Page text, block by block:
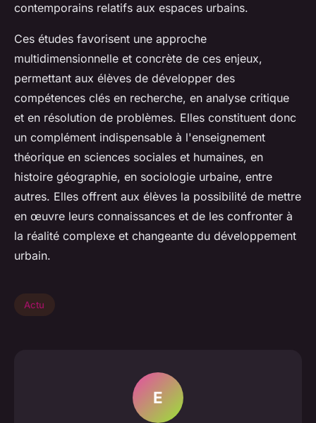
contemporains relatifs aux espaces urbains.
Ces études favorisent une approche
multidimensionnelle et concrète de ces enjeux,
permettant aux élèves de développer des
compétences clés en recherche, en analyse critique
et en résolution de problèmes. Elles constituent donc
un complément indispensable à l'enseignement
théorique en sciences sociales et humaines, en
histoire géographie, en sociologie urbaine, entre
autres. Elles offrent aux élèves la possibilité de mettre
en œuvre leurs connaissances et de les confronter à
la réalité complexe et changeante du développement
urbain.
Actu
E